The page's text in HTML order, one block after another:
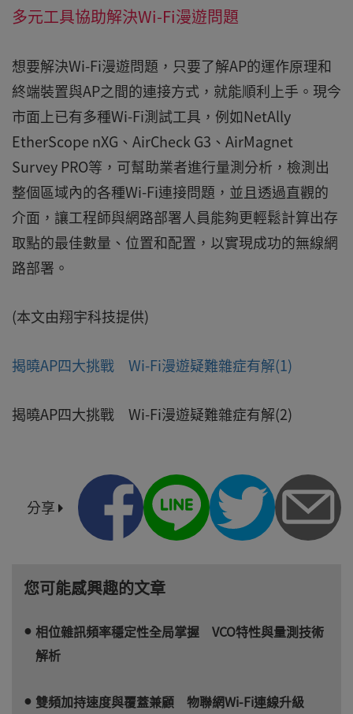
多元工具協助解決Wi-Fi漫遊問題
想要解決Wi-Fi漫遊問題，只要了解AP的運作原理和
終端裝置與AP之間的連接方式，就能順利上手。現今
市面上已有多種Wi-Fi測試工具，例如NetAlly
EtherScope nXG、AirCheck G3、AirMagnet
Survey PRO等，可幫助業者進行量測分析，檢測出
整個區域內的各種Wi-Fi連接問題，並且透過直觀的
介面，讓工程師與網路部署人員能夠更輕鬆計算出存
取點的最佳數量、位置和配置，以實現成功的無線網
路部署。
(本文由翔宇科技提供)
揭曉AP四大挑戰 Wi-Fi漫遊疑難雜症有解(1)
揭曉AP四大挑戰 Wi-Fi漫遊疑難雜症有解(2)
分享
您可能感興趣的文章
相位雜訊頻率穩定性全局掌握 VCO特性與量測技術
解析
雙頻加持速度與覆蓋兼顧 物聯網Wi-Fi連線升級